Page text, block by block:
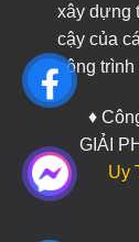
xây dựng
cậy của
công trình
♦
GIẢI
Uy